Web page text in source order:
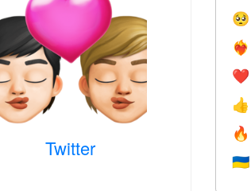
Twitter
🥺
❤️‍🔥
❤️
👍
🔥
🇺🇦